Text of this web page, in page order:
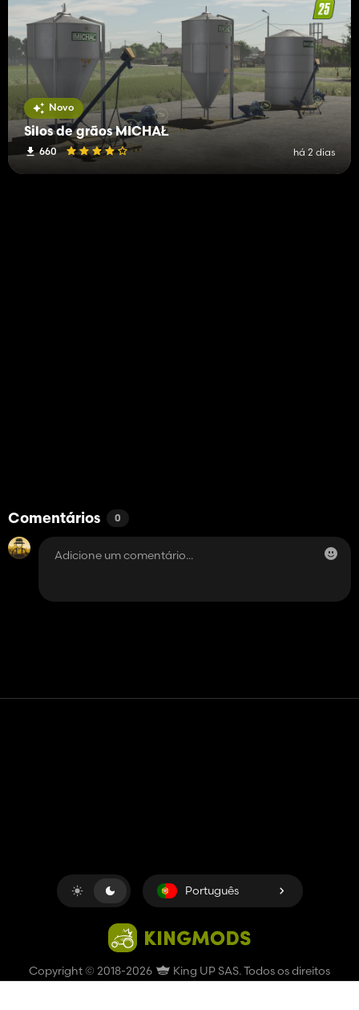
Novo
Silos de grãos MICHAŁ
660 há 2 dias
Comentários 0
Copyright © 2018-2026 King UP SAS. Todos os direitos
reservados.
Português